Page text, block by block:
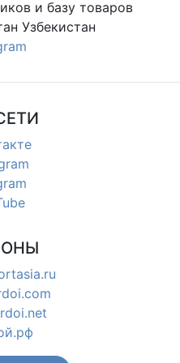
и базу товаров
Узбекистан